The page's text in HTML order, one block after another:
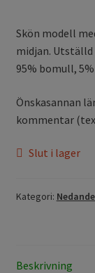
Skön modell
midjan. Utställd
95% bomull,
Önskasannan
kommentar (tex
Slut i lager
Kategori:
Beskrivning